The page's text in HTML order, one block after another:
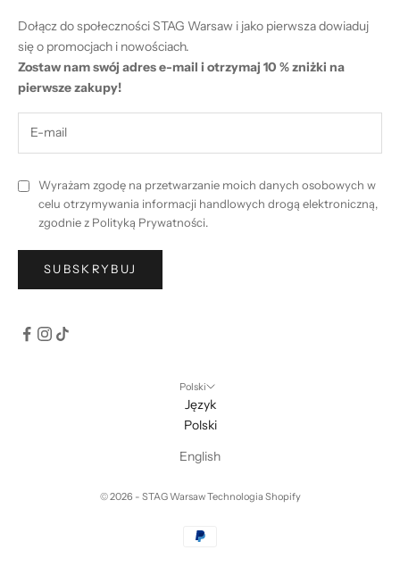
Dołącz do społeczności STAG Warsaw i jako pierwsza dowiaduj
się o promocjach i nowościach.
Zostaw nam swój adres e-mail i otrzymaj 10 % zniżki na
pierwsze zakupy!
Wyrażam zgodę na przetwarzanie moich danych osobowych w
celu otrzymywania informacji handlowych drogą elektroniczną,
zgodnie z Polityką Prywatności.
SUBSKRYBUJ
Polski
Język
Polski
English
© 2026 - STAG Warsaw Technologia Shopify